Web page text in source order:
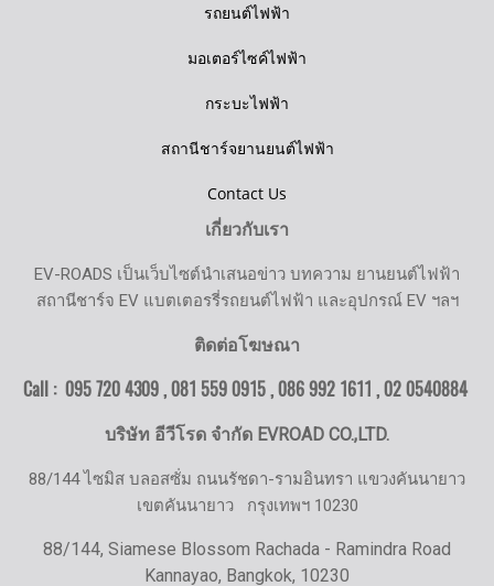
รถยนต์ไฟฟ้า
มอเตอร์ไซค์ไฟฟ้า
กระบะไฟฟ้า
สถานีชาร์จยานยนต์ไฟฟ้า
Contact Us
เกี่ยวกับเรา
EV-ROADS เป็นเว็บไซต์นำเสนอข่าว บทความ ยานยนต์ไฟฟ้า
สถานีชาร์จ EV แบตเตอรรี่รถยนต์ไฟฟ้า และอุปกรณ์ EV ฯลฯ
ติดต่อโฆษณา
Call : 095 720 4309 , 081 559 0915 , 086 992 1611 ,02 0540884
บริษัท อีวีโรด จำกัด EVROAD CO.,LTD.
88/144 ไซมิส บลอสซั่ม ถนนรัชดา-รามอินทรา แขวงคันนายาว
เขตคันนายาว กรุงเทพฯ 10230
88/144, Siamese Blossom Rachada - Ramindra Road
Kannayao, Bangkok, 10230